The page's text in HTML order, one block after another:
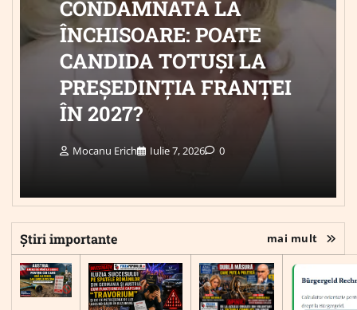
CONDAMNATĂ LA
ÎNCHISOARE: POATE
CANDIDA TOTUȘI LA
PREȘEDINȚIA FRANȚEI
ÎN 2027?
Mocanu Erich Iulie 7, 2026 0
Știri importante mai mult